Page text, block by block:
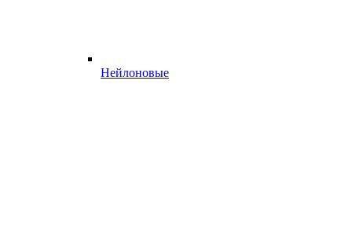
Нейлоновые